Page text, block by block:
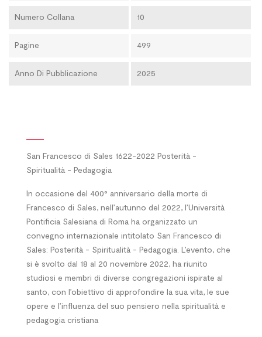
Numero Collana 10
Pagine 499
Anno Di Pubblicazione 2025
San Francesco di Sales 1622-2022 Posterità -
Spiritualità - Pedagogia
In occasione del 400° anniversario della morte di
Francesco di Sales, nell’autunno del 2022, l’Università
Pontificia Salesiana di Roma ha organizzato un
convegno internazionale intitolato San Francesco di
Sales: Posterità - Spiritualità - Pedagogia. L’evento, che
si è svolto dal 18 al 20 novembre 2022, ha riunito
studiosi e membri di diverse congregazioni ispirate al
santo, con l’obiettivo di approfondire la sua vita, le sue
opere e l’influenza del suo pensiero nella spiritualità e
pedagogia cristiana